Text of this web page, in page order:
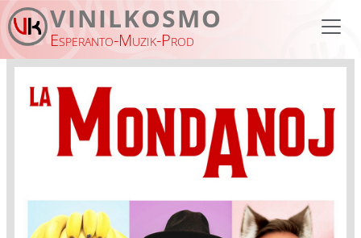
Skip to main content
VINILKOSMO
Esperanto-Muzik-Prod